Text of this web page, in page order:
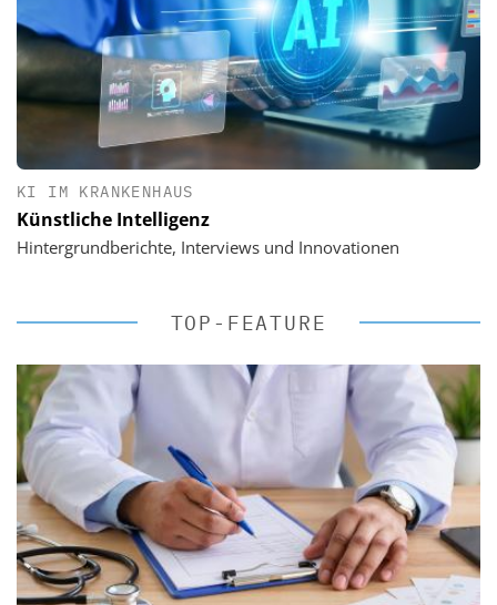
KI IM KRANKENHAUS
Künstliche Intelligenz
Hintergrundberichte, Interviews und Innovationen
TOP-FEATURE